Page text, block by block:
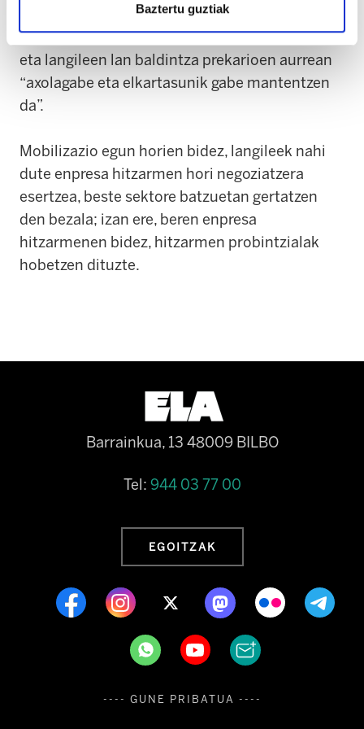
Baztertu guztiak
zentroetako erabiltzaileen laguntzarekin,
enpresak telefonoa altxatu gabe jarraitzen du,
eta langileen lan baldintza prekarioen aurrean
“axolagabe eta elkartasunik gabe mantentzen
da”.
Mobilizazio egun horien bidez, langileek nahi
dute enpresa hitzarmen hori negoziatzera
esertzea, beste sektore batzuetan gertatzen
den bezala; izan ere, beren enpresa
hitzarmenen bidez, hitzarmen probintzialak
hobetzen dituzte.
Barrainkua, 13 48009 BILBO
Tel: 944 03 77 00
EGOITZAK
---- GUNE PRIBATUA ----